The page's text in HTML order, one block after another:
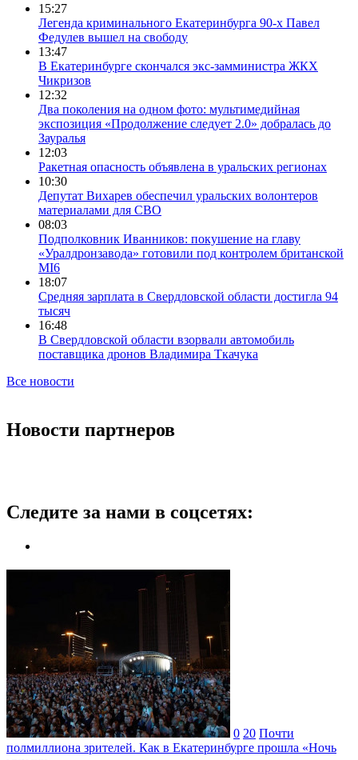
15:27
Легенда криминального Екатеринбурга 90-х Павел
Федулев вышел на свободу
13:47
В Екатеринбурге скончался экс-замминистра ЖКХ
Чикризов
12:32
Два поколения на одном фото: мультимедийная
экспозиция «Продолжение следует 2.0» добралась до
Зауралья
12:03
Ракетная опасность объявлена в уральских регионах
10:30
Депутат Вихарев обеспечил уральских волонтеров
материалами для СВО
08:03
Подполковник Иванников: покушение на главу
«Уралдронзавода» готовили под контролем британской
MI6
18:07
Средняя зарплата в Свердловской области достигла 94
тысяч
16:48
В Свердловской области взорвали автомобиль
поставщика дронов Владимира Ткачука
Все новости
Новости партнеров
Следите за нами в соцсетях:
0 20 Почти
полмиллиона зрителей. Как в Екатеринбурге прошла «Ночь